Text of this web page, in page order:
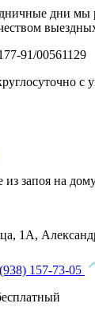
дни мы
91/00561129
с
запоя на
1А,
157-73-05